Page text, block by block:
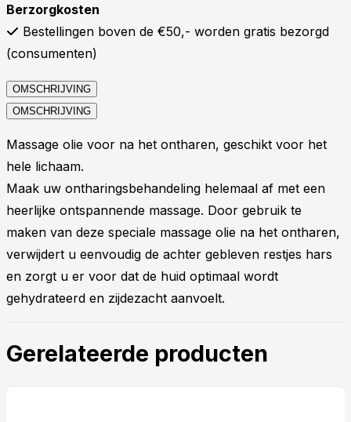
Berzorgkosten
Bestellingen boven de €50,- worden gratis bezorgd
(consumenten)
OMSCHRIJVING
OMSCHRIJVING
Massage olie voor na het ontharen, geschikt voor het
hele lichaam.
Maak uw ontharingsbehandeling helemaal af met een
heerlijke ontspannende massage. Door gebruik te
maken van deze speciale massage olie na het ontharen,
verwijdert u eenvoudig de achter gebleven restjes hars
en zorgt u er voor dat de huid optimaal wordt
gehydrateerd en zijdezacht aanvoelt.
Gerelateerde producten